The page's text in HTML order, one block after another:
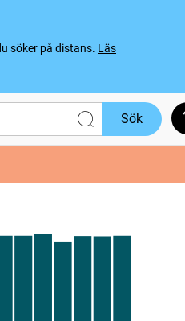
söker på distans. Läs
Sök